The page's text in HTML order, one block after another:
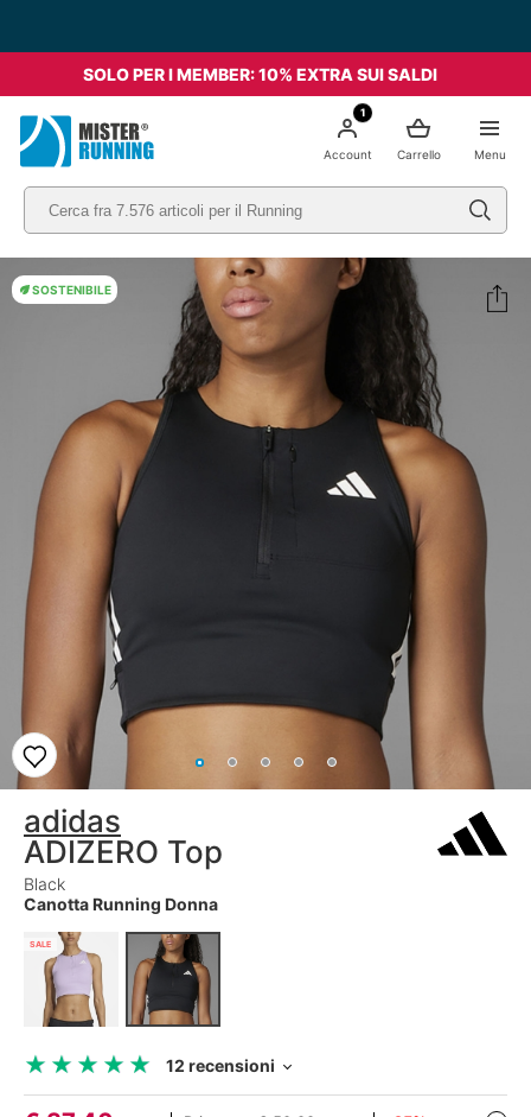
SOLO PER I MEMBER: 10% EXTRA SUI SALDI
Menu
Carrello
1
Account
SOSTENIBILE
adidas
ADIZERO Top
Black
Canotta Running Donna
SALE
★ ★ ★ ★ ★
★ ★ ★ ★ ★ 12 recensioni